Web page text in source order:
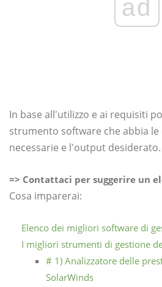
ad
In base all'utilizzo e ai requisiti
strumento software che abbia
necessarie e l'output desiderato.
=> Contattaci per suggerire un
Cosa imparerai:
Elenco dei migliori software di
I migliori strumenti di gestione
# 1) Analizzatore delle
SolarWinds